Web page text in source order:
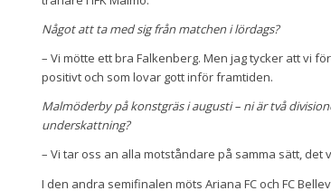
Något att ta med sig från matchen i lördags?
– Vi mötte ett bra Falkenberg. Men jag tycker att vi
positivt och som lovar gott inför framtiden.
Malmöderby på konstgräs i augusti – ni är två
underskattning?
– Vi tar oss an alla motståndare på samma sätt,
I den andra semifinalen möts Ariana FC och FC